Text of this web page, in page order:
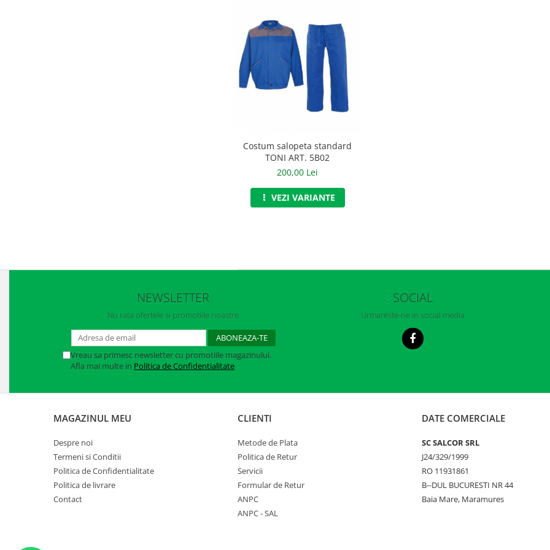
Costum salopeta standard
TONI ART. 5B02
200,00 Lei
VEZI VARIANTE
NEWSLETTER
Nu rata ofertele si promotiile noastre
Vreau sa primesc newsletter cu promotiile magazinului.
Afla mai multe in Politica de Confidentialitate
SOCIAL
Urmareste-ne in social media
MAGAZINUL MEU
Despre noi
Termeni si Conditii
Politica de Confidentialitate
Politica de livrare
Contact
CLIENTI
Metode de Plata
Politica de Retur
Servicii
Formular de Retur
ANPC
ANPC - SAL
DATE COMERCIALE
SC SALCOR SRL
J24/329/1999
RO 11931861
B--DUL BUCURESTI NR 44
Baia Mare, Maramures